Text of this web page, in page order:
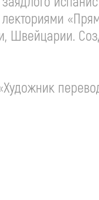
Швейцарии.